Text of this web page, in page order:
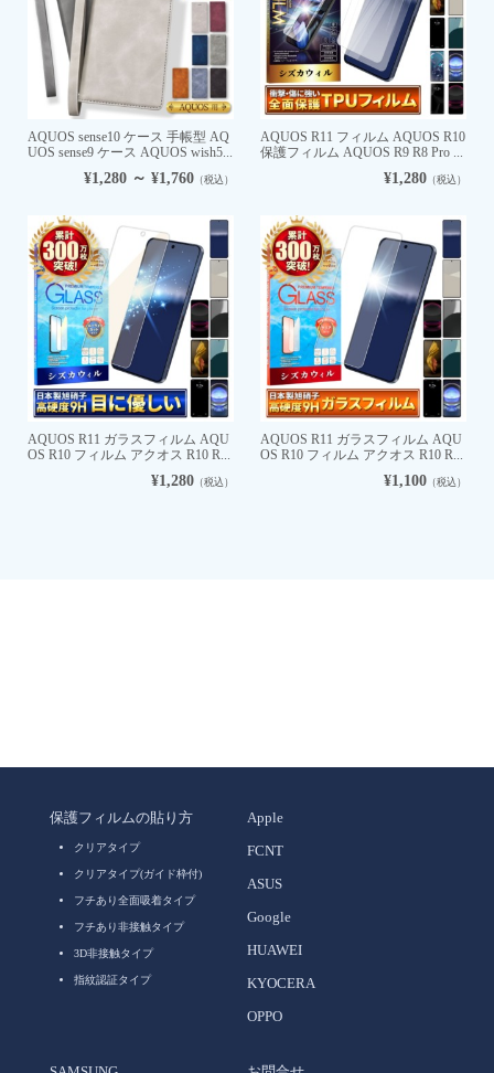
AQUOS sense10 ケース 手帳型 AQ
UOS sense9 ケース AQUOS wish5...
¥1,280 ～ ¥1,760（税込）
AQUOS R11 フィルム AQUOS R10
保護フィルム AQUOS R9 R8 Pro ...
¥1,280 （税込）
AQUOS R11 ガラスフィルム AQU
OS R10 フィルム アクオス R10 R...
¥1,280（税込）
AQUOS R11 ガラスフィルム AQU
OS R10 フィルム アクオス R10 R...
¥1,100 （税込）
保護フィルムの貼り方
クリアタイプ
クリアタイプ(ガイド枠付)
フチあり全面吸着タイプ
フチあり非接触タイプ
3D非接触タイプ
指紋認証タイプ
Apple
FCNT
ASUS
Google
HUAWEI
KYOCERA
OPPO